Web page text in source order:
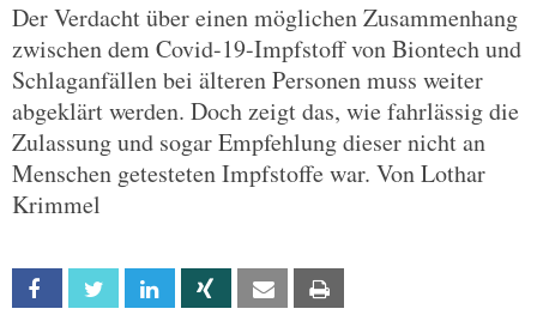
Der Verdacht über einen möglichen Zusammenhang
zwischen dem Covid-19-Impfstoff von Biontech und
Schlaganfällen bei älteren Personen muss weiter
abgeklärt werden. Doch zeigt das, wie fahrlässig die
Zulassung und sogar Empfehlung dieser nicht an
Menschen getesteten Impfstoffe war. Von Lothar
Krimmel
Facebook Twitter Linkedin Xing Email